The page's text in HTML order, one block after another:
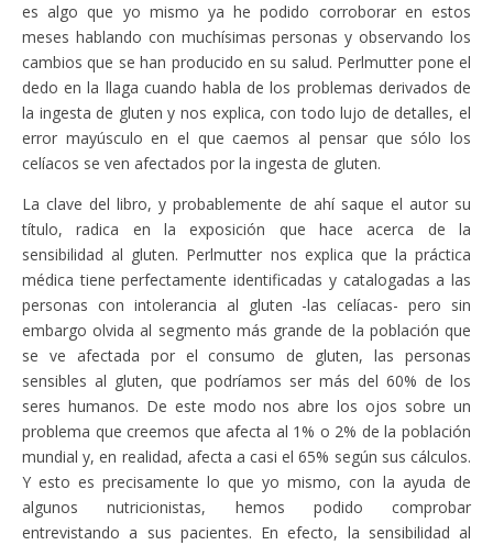
es algo que yo mismo ya he podido corroborar en estos
meses hablando con muchísimas personas y observando los
cambios que se han producido en su salud. Perlmutter pone el
dedo en la llaga cuando habla de los problemas derivados de
la ingesta de gluten y nos explica, con todo lujo de detalles, el
error mayúsculo en el que caemos al pensar que sólo los
celíacos se ven afectados por la ingesta de gluten.
La clave del libro, y probablemente de ahí saque el autor su
título, radica en la exposición que hace acerca de la
sensibilidad al gluten. Perlmutter nos explica que la práctica
médica tiene perfectamente identificadas y catalogadas a las
personas con intolerancia al gluten -las celíacas- pero sin
embargo olvida al segmento más grande de la población que
se ve afectada por el consumo de gluten, las personas
sensibles al gluten, que podríamos ser más del 60% de los
seres humanos. De este modo nos abre los ojos sobre un
problema que creemos que afecta al 1% o 2% de la población
mundial y, en realidad, afecta a casi el 65% según sus cálculos.
Y esto es precisamente lo que yo mismo, con la ayuda de
algunos nutricionistas, hemos podido comprobar
entrevistando a sus pacientes. En efecto, la sensibilidad al